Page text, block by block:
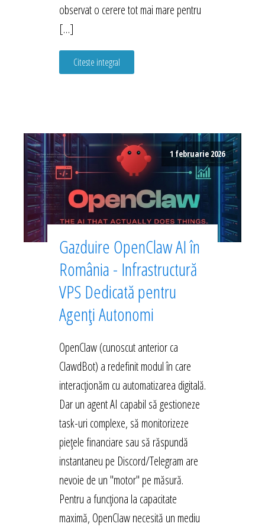
observat o cerere tot mai mare pentru
[…]
Citeste integral
1 februarie 2026
Gazduire OpenClaw AI în
România - Infrastructură
VPS Dedicată pentru
Agenți Autonomi
OpenClaw (cunoscut anterior ca
ClawdBot) a redefinit modul în care
interacționăm cu automatizarea digitală.
Dar un agent AI capabil să gestioneze
task-uri complexe, să monitorizeze
piețele financiare sau să răspundă
instantaneu pe Discord/Telegram are
nevoie de un "motor" pe măsură.
Pentru a funcționa la capacitate
maximă, OpenClaw necesită un mediu